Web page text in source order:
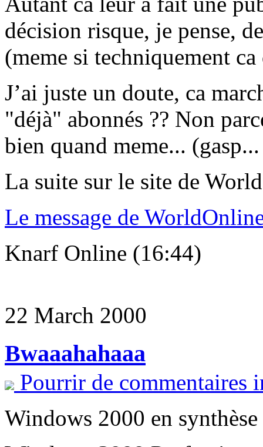
décision risque, je pense,
(meme si techniquement
J’ai juste un doute, ca
"déjà" abonnés ?? Non
bien quand meme...
La suite sur le site de
Le message de
Knarf Online (16:44)
22 March 2000
Bwaaahahaaa
Pourrir de commentaires
Windows 2000 en synthèse